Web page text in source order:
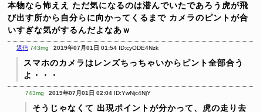
本物なら怖ええ
ただ気になるのは潜んでいたであろう虎が飛
び出す所から自分らに向かってくるまで カメラのピントが合
いすぎな気がするんだよなあｗ
返信 743mg 2019年07月01日 01:54 ID:cyODE4Nzk
スマホのカメラはレンズちっちゃいからピント全部合う
よ・・・
743mg 2019年07月01日 02:04 ID:YwNjc4NjY
そうじゃなくて 出現ポイントが分かって、虎の走り去